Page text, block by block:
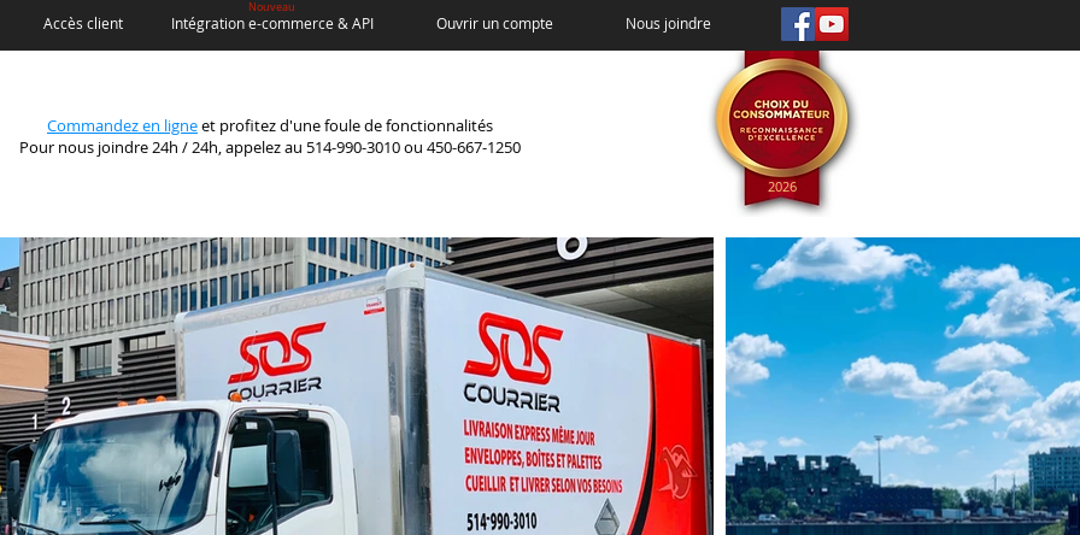
Accès client Intégration e-commerce & API Ouvrir un compte Nous joindre
Nouveau
Commandez en ligneet profitez d'une foule de fonctionnalités
Pour nous joindre 24h / 24h, appelez au 514-990-3010 ou 450-667-1250
2026